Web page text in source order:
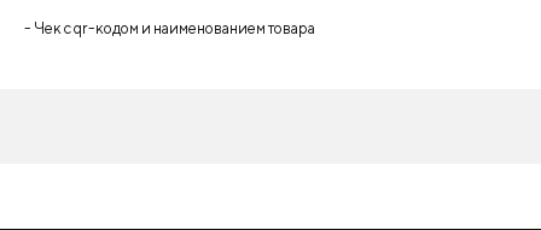
- Чек с qr-кодом и наименованием товара